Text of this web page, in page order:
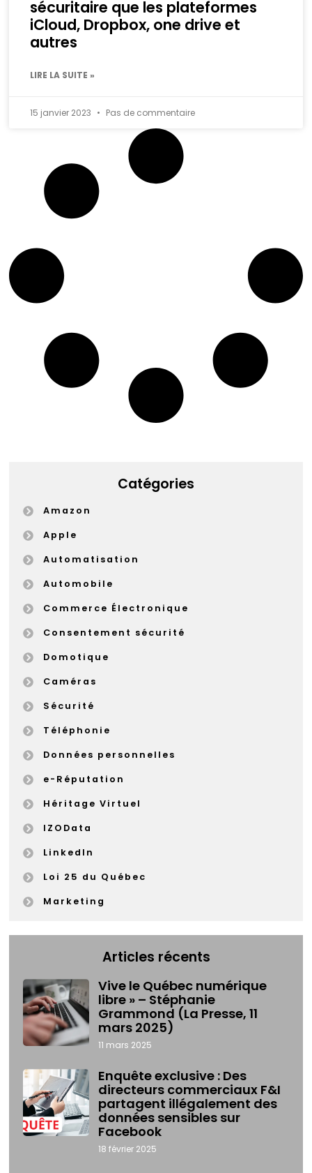
sécuritaire que les plateformes
iCloud, Dropbox, one drive et
autres
LIRE LA SUITE »
15 janvier 2023 Pas de commentaire
Catégories
Amazon
Apple
Automatisation
Automobile
Commerce Électronique
Consentement sécurité
Domotique
Caméras
Sécurité
Téléphonie
Données personnelles
e-Réputation
Héritage Virtuel
IZOData
LinkedIn
Loi 25 du Québec
Marketing
Articles récents
Vive le Québec numérique
libre » – Stéphanie
Grammond (La Presse, 11
mars 2025)
11 mars 2025
Enquête exclusive : Des
directeurs commerciaux F&I
partagent illégalement des
données sensibles sur
Facebook
18 février 2025